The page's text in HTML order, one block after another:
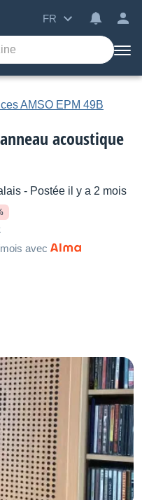
FR
AMSO EPM 49B
acoustique
- Postée il y a 2 mois
avec